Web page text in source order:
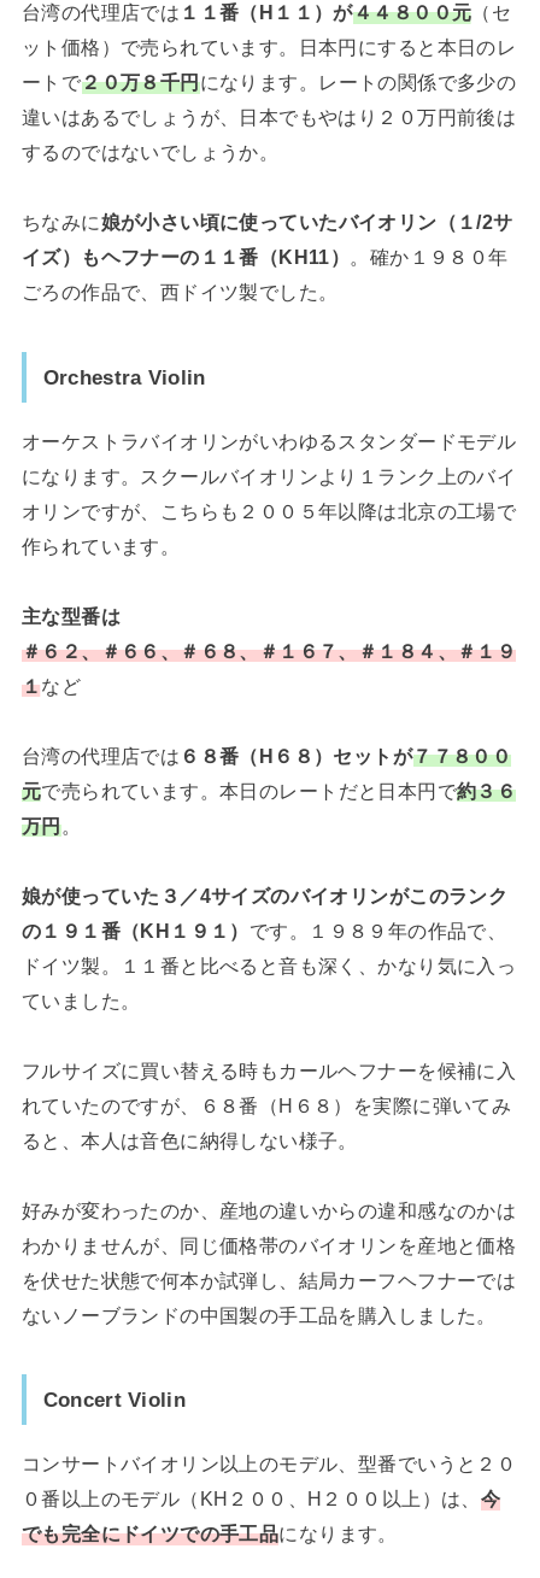
台湾の代理店では １１番（H１１）が４４８００元 （セ
ット価格）で売られています。日本円にすると本日のレ
ートで２０万８千円になります。レートの関係で多少の
違いはあるでしょうが、日本でもやはり２０万円前後は
するのではないでしょうか。
ちなみに娘が小さい頃に使っていたバイオリン（１/2サ
イズ）もヘフナーの１１番（KH11） 。確か１９８０年
ごろの作品で、西ドイツ製でした。
Orchestra Violin
オーケストラバイオリンがいわゆるスタンダードモデル
になります。スクールバイオリンより１ランク上のバイ
オリンですが、こちらも２００５年以降は北京の工場で
作られています。
主な型番は
＃６２、＃６６、＃６８、＃１６７、＃１８４、＃１９
１など
台湾の代理店では ６８番（H６８）セットが７７８００
元で売られています。本日のレートだと日本円で約３６
万円。
娘が使っていた３／4サイズのバイオリンがこのランク
の１９１番（KH１９１） です。１９８９年の作品で、
ドイツ製。１１番と比べると音も深く、かなり気に入っ
ていました。
フルサイズに買い替える時もカールヘフナーを候補に入
れていたのですが、６８番（H６８）を実際に弾いてみ
ると、本人は音色に納得しない様子。
好みが変わったのか、産地の違いからの違和感なのかは
わかりませんが、同じ価格帯のバイオリンを産地と価格
を伏せた状態で何本か試弾し、結局カーフヘフナーでは
ないノーブランドの中国製の手工品を購入しました。
Concert Violin
コンサートバイオリン以上のモデル、型番でいうと２０
０番以上のモデル（KH２００、H２００以上）は、 今
でも完全にドイツでの手工品になります。